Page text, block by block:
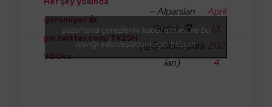
görünüyor 👍
pic.twitter.com/TK2SH
9DOvs
— Alparslan
Gürlek 📰
(@GurlekAlpars
lan)
April
13,
202
4
pazarlama çerezlerini kabul etmek ve bu
içeriği etkinleştirmek için tıklayın